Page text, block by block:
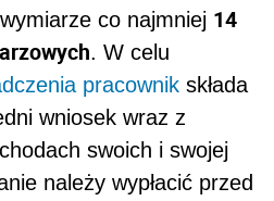
co najmniej 14
. W celu
pracownik składa
wniosek wraz z
swoich i swojej
należy wypłacić przed